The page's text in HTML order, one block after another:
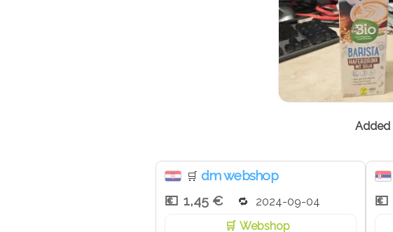
🛒 dm webshop
1,45 €
2024-09-04
Webshop